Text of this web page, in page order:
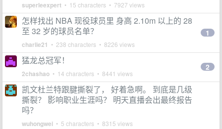
superleexpert • 15 characters • 7927 views
怎样找出 NBA 现役球员里 身高 2.10m 以上的 28
至 32 岁的球员名单？
charlie21 • 238 characters • 8226 views
1
猛龙总冠军！
2chashao • 14 characters • 8441 views
2
凯文杜兰特跟腱撕裂了， 好着急啊。 到底是几级
撕裂？ 影响职业生涯吗？ 明天直播会出最终报告
吗？
wuhongwei • 5 characters • 8315 views